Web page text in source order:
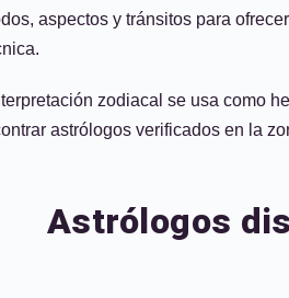
aspectos y tránsitos para
zodiacal se usa como
astrólogos verificados en la
Astrólogos